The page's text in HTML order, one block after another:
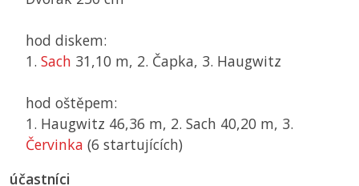
hod diskem:
1. Sach 31,10 m, 2. Čapka, 3. Haugwitz
hod oštěpem:
1. Haugwitz 46,36 m, 2. Sach 40,20 m, 3.
Červinka (6 startujících)
účastníci